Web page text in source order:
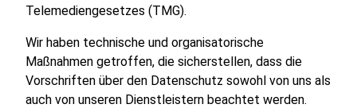
Telemediengesetzes (TMG).
Wir haben technische und organisatorische
Maßnahmen getroffen, die sicherstellen, dass die
Vorschriften über den Datenschutz sowohl von uns als
auch von unseren Dienstleistern beachtet werden.